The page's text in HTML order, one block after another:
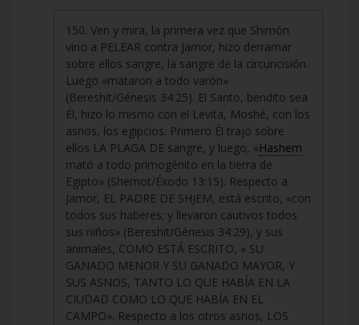
150. Ven y mira, la primera vez que Shimón
vino a PELEAR contra Jamor, hizo derramar
sobre ellos sangre, la sangre de la circuncisión.
Luego «mataron a todo varón»
(Bereshit/Génesis 34:25). El Santo, bendito sea
Él, hizo lo mismo con el Levita, Moshé, con los
asnos, los egipcios. Primero Él trajo sobre
ellos LA PLAGA DE sangre, y luego, «Hashem
mató a todo primogénito en la tierra de
Egipto» (Shemot/Éxodo 13:15). Respecto a
Jamor, EL PADRE DE SHJEM, está escrito, «con
todos sus haberes; y llevaron cautivos todos
sus niños» (Bereshit/Génesis 34:29), y sus
animales, COMO ESTÁ ESCRITO, » SU
GANADO MENOR Y SU GANADO MAYOR, Y
SUS ASNOS, TANTO LO QUE HABÍA EN LA
CIUDAD COMO LO QUE HABÍA EN EL
CAMPO». Respecto a los otros asnos, LOS